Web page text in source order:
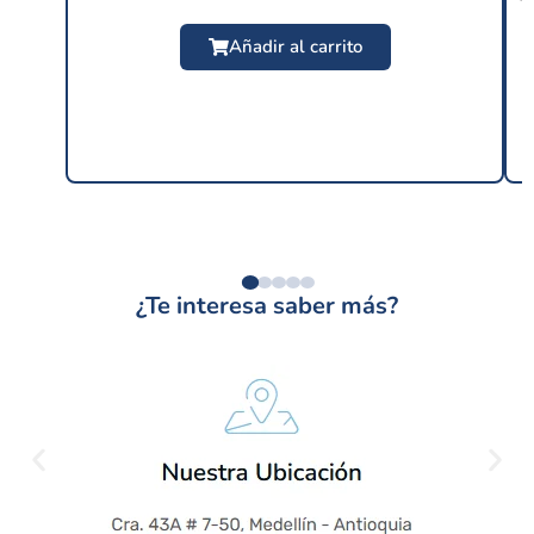
un buen rendimiento por parte de las
$24.99 USD
Añadir al carrito
¿Te interesa saber más?